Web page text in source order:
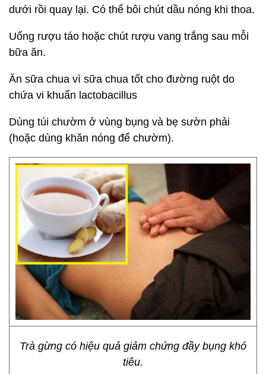
dưới rồi quay lại. Có thể bôi chút dầu nóng khi thoa.
Uống rượu táo hoặc chút rượu vang trắng sau mỗi
bữa ăn.
Ăn sữa chua vì sữa chua tốt cho đường ruột do
chứa vi khuẩn lactobacillus
Dùng túi chườm ở vùng bụng và bẹ sườn phải
(hoặc dùng khăn nóng để chườm).
Trà gừng có hiệu quả giảm chứng đầy bụng khó
tiêu.